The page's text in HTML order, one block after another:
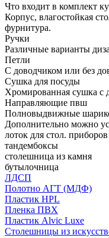
Что входит в комплект
Корпус, влагостойкая
фурнитура.
Ручки
Различные варианты
Петли
С доводчиком или без
Сушка для посуды
Хромированная сушка
Направляющие пвш
Полновыдвижные
Дополнительно можно
лоток для стол. приборов
тандембоксы
столешница из камня
бутылочница
ЛДСП
Полотно АГТ (МДФ)
Пластик HPL
Пленка ПВХ
Пластик Alvic Luxe
Столешницы из